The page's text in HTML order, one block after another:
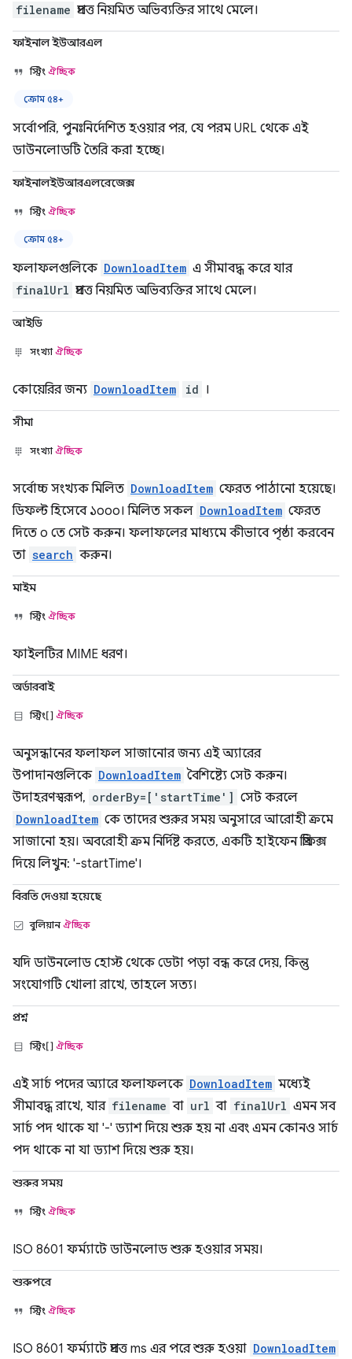
filename প্রদত্ত নিয়মিত অভিব্যক্তির সাথে মেলে।
ফাইনাল ইউআরএল
স্ট্রিং ঐচ্ছিক
ক্রোম ৫৪+
সর্বোপরি, পুনঃনির্দেশিত হওয়ার পর, যে পরম URL থেকে এই
ডাউনলোডটি তৈরি করা হচ্ছে।
ফাইনালইউআরএলরেজেক্স
স্ট্রিং ঐচ্ছিক
ক্রোম ৫৪+
ফলাফলগুলিকে DownloadItem এ সীমাবদ্ধ করে যার
finalUrl প্রদত্ত নিয়মিত অভিব্যক্তির সাথে মেলে।
আইডি
সংখ্যাঐচ্ছিক
কোয়েরির জন্য DownloadItem id ।
সীমা
সংখ্যাঐচ্ছিক
সর্বোচ্চ সংখ্যক মিলিত DownloadItem ফেরত পাঠানো হয়েছে।
ডিফল্ট হিসেবে ১০০০। মিলিত সকল DownloadItem ফেরত
দিতে ০ তে সেট করুন। ফলাফলের মাধ্যমে কীভাবে পৃষ্ঠা করবেন
তা search করুন।
মাইম
স্ট্রিং ঐচ্ছিক
ফাইলটির MIME ধরণ।
অর্ডারবাই
স্ট্রিং[] ঐচ্ছিক
অনুসন্ধানের ফলাফল সাজানোর জন্য এই অ্যারের
উপাদানগুলিকে DownloadItem বৈশিষ্ট্যে সেট করুন।
উদাহরণস্বরূপ, orderBy=['startTime'] সেট করলে
DownloadItem কে তাদের শুরুর সময় অনুসারে আরোহী ক্রমে
সাজানো হয়। অবরোহী ক্রম নির্দিষ্ট করতে, একটি হাইফেন প্রিফিক্স
দিয়ে লিখুন: '-startTime'।
বিরতি দেওয়া হয়েছে
বুলিয়ানঐচ্ছিক
যদি ডাউনলোড হোস্ট থেকে ডেটা পড়া বন্ধ করে দেয়, কিন্তু
সংযোগটি খোলা রাখে, তাহলে সত্য।
প্রশ্ন
স্ট্রিং[] ঐচ্ছিক
এই সার্চ পদের অ্যারে ফলাফলকে DownloadItem মধ্যেই
সীমাবদ্ধ রাখে, যার filename বা url বা finalUrl এমন সব
সার্চ পদ থাকে যা '-' ড্যাশ দিয়ে শুরু হয় না এবং এমন কোনও সার্চ
পদ থাকে না যা ড্যাশ দিয়ে শুরু হয়।
শুরুর সময়
স্ট্রিং ঐচ্ছিক
ISO 8601 ফর্ম্যাটে ডাউনলোড শুরু হওয়ার সময়।
শুরুপরে
স্ট্রিং ঐচ্ছিক
ISO 8601 ফর্ম্যাটে প্রদত্ত ms এর পরে শুরু হওয়া DownloadItem